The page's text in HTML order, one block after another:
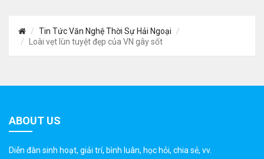
Tin Tức Văn Nghệ Thời Sự Hải Ngoại
Loài vẹt lùn tuyệt đẹp của VN gây sốt
ABOUT US
Diễn đàn sinh hoạt, giải trí, bình luân, học hỏi, chia sẻ, vv.